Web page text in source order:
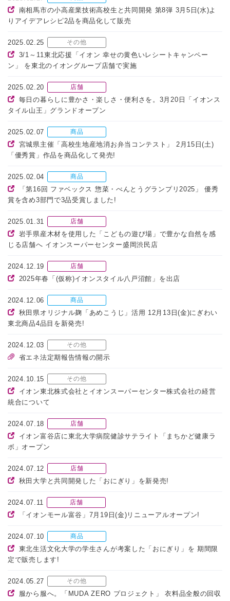
南相馬市の小高産業技術高校生と共同開発 第8弾 3月5日(水)よ
りアイデアレシピ2品を商品化して販売
2025.02.25 その他
3/1～11東北応援「イオン 幸せの黄色いレシートキャンペー
ン」 を東北のイオングループ店舗で実施
2025.02.20 店舗
毎日の暮らしに豊かさ・楽しさ・便利さを。3月20日「イオンス
タイル山王」グランドオープン
2025.02.07 商品
宮城県主催「高校生地産地消お弁当コンテスト」 2月15日(土)
「優秀賞」作品を商品化して発売!
2025.02.04 商品
「第16回 ファベックス 惣菜・べんとうグランプリ2025」 優秀
賞を含め3部門で3品受賞しました!
2025.01.31 店舗
岩手県産木材を使用した「こどもの遊び場」で豊かな自然を感
じる店舗へ イオンスーパーセンター盛岡渋民店
2024.12.19 店舗
2025年春「(仮称)イオンスタイル八戸沼館」を出店
2024.12.06 商品
秋田県オリジナル麹「あめこうじ」活用 12月13日(金)にぎわい
東北商品4品目を新発売!
2024.12.03 その他
省エネ法定期報告情報の開示
2024.10.15 その他
イオン東北株式会社とイオンスーパーセンター株式会社の経営
統合について
2024.07.18 店舗
イオン富谷店に東北大学病院健診サテライト「まちかど健康ラ
ボ」オープン
2024.07.12 店舗
秋田大学と共同開発した「おにぎり」を新発売!
2024.07.11 店舗
「イオンモール富谷」7月19日(金)リニューアルオープン!
2024.07.10 商品
東北生活文化大学の学生さんが考案した「おにぎり」を 期間限
定で販売します!
2024.05.27 その他
服から服へ。「MUDA ZERO プロジェクト」 衣料品全般の回収